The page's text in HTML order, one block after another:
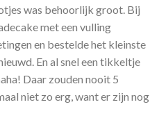
was behoorlijk groot. Bij
met een vulling
en bestelde het kleinste
En al snel een tikkeltje
Daar zouden nooit 5
niet zo erg, want er zijn nog